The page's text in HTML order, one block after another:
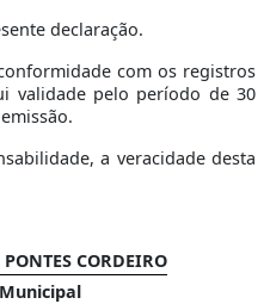
declaração.
com os registros
validade pelo período de 30
a veracidade desta
CORDEIRO